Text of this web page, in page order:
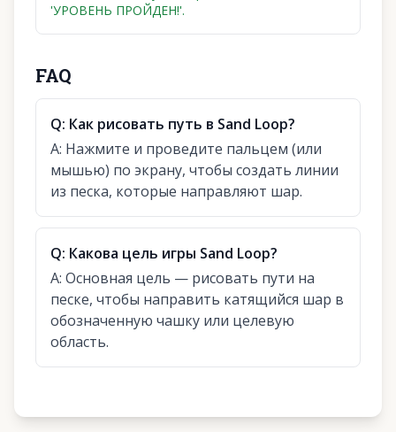
'УРОВЕНЬ ПРОЙДЕН!'.
FAQ
Q: Как рисовать путь в Sand Loop?
A: Нажмите и проведите пальцем (или
мышью) по экрану, чтобы создать линии
из песка, которые направляют шар.
Q: Какова цель игры Sand Loop?
A: Основная цель — рисовать пути на
песке, чтобы направить катящийся шар в
обозначенную чашку или целевую
область.